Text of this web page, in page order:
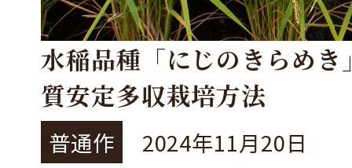
水稲品種「にじのきらめき
質安定多収栽培方法
普通作
2024年11月20日